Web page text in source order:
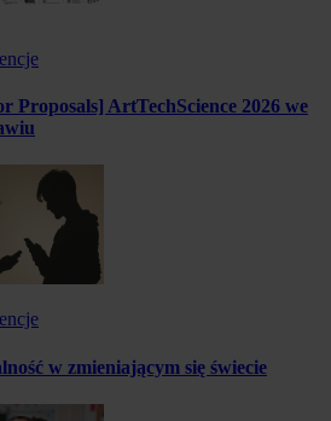
Proposals] ArtTechScience 2026 we
w zmieniającym się świecie